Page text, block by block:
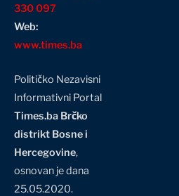
330 097
Web:
www.times.ba
Političko Nezavisni
Informativni Portal
Times.ba Brčko
distrikt Bosne i
Hercegovine,
osnovan je dana
25.05.2020.